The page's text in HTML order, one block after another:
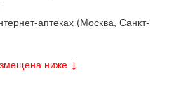
аптеках (Москва, Санкт-
ниже ↓